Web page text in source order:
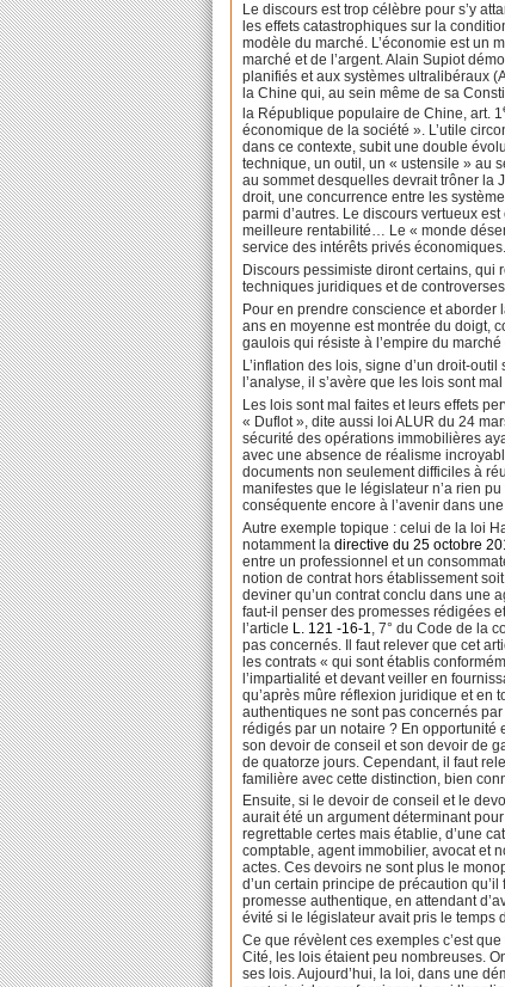
Le discours est trop célèbre pour s’y
les effets catastrophiques sur la
modèle du marché. L’économie est un
marché et de l’argent. Alain Supiot
planifiés et aux systèmes ultralibéraux
la Chine qui, au sein même de sa
la République populaire de Chine, art. 1
économique de la société ». L’utile
dans ce contexte, subit une double
technique, un outil, un « ustensile » au
au sommet desquelles devrait trôner la
droit, une concurrence entre les
parmi d’autres. Le discours vertueux
meilleure rentabilité… Le « monde
service des intérêts privés économiques.
Discours pessimiste diront certains, qui
techniques juridiques et de
Pour en prendre conscience et
ans en moyenne est montrée du doigt,
gaulois qui résiste à l’empire du
L’inflation des lois, signe d’un droit-
l’analyse, il s’avère que les lois sont
Les lois sont mal faites et leurs effets
« Duflot », dite aussi loi ALUR du 24
sécurité des opérations immobilières
avec une absence de réalisme
documents non seulement difficiles à
manifestes que le législateur n’a rien
conséquente encore à l’avenir dans
Autre exemple topique : celui de la loi
notamment ladirective du 25 octobre
entre un professionnel et un
notion de contrat hors établissement
deviner qu’un contrat conclu dans une
faut-il penser des promesses rédigées
l’article L. 121 -16-1
, 7° du Code de la
pas concernés. Il faut relever que cet
les contrats « qui sont établis
l’impartialité et devant veiller en
qu’après mûre réflexion juridique et
authentiques ne sont pas concernés
rédigés par un notaire ? En opportunité
son devoir de conseil et son devoir de
de quatorze jours. Cependant, il faut
familière avec cette distinction, bien
Ensuite, si le devoir de conseil et le
aurait été un argument déterminant
regrettable certes mais établie, d’une
comptable, agent immobilier, avocat et
actes. Ces devoirs ne sont plus le
d’un certain principe de précaution
promesse authentique, en attendant
évité si le législateur avait pris le temps
Ce que révèlent ces exemples c’est
Cité, les lois étaient peu nombreuses.
ses lois. Aujourd’hui, la loi, dans une